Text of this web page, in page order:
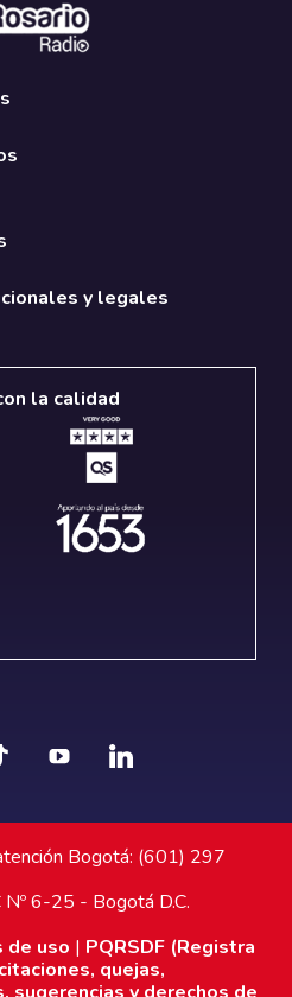
y legales
la calidad
Bogotá: (601) 297
6-25 - Bogotá D.C.
de uso | PQRSDF (Registra
quejas,
sugerencias y derechos de